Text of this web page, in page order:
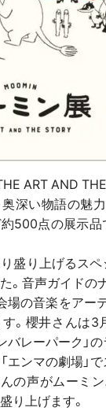
ART AND THE
深い物語の魅
500点の展示
盛り上げるス
。音声ガイドの
場の音楽をアー
。櫻井さんは3
バレーパーク」
エンマの劇場」
の声がムーミ
り上げます。